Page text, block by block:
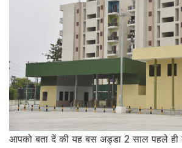
आपको बता दें की यह बस अड्डा 2 साल पहले